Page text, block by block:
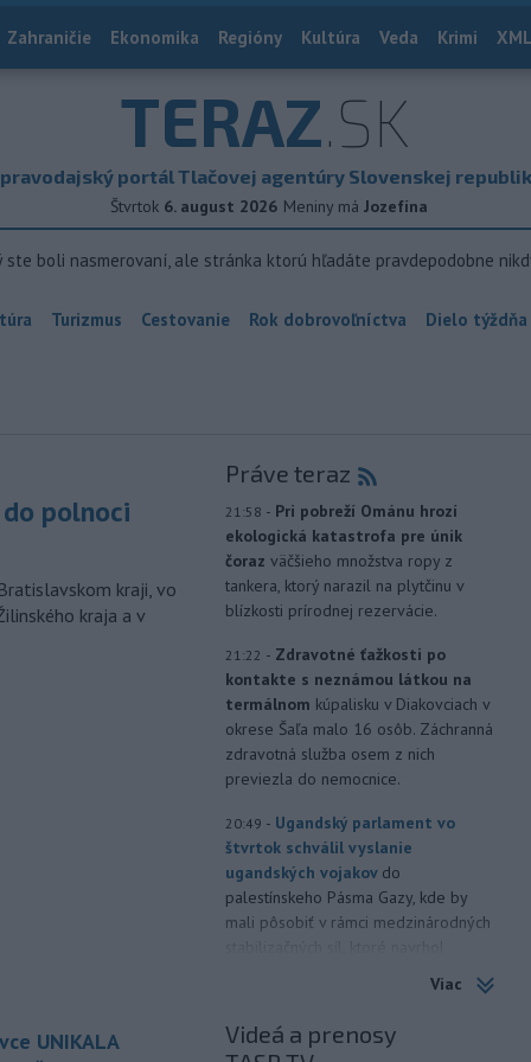
Zahraničie Ekonomika Regióny Kultúra Veda Krimi
TERAZ.SK
portál Tlačovej agentúry Slovenskej
Štvrtok 6. august 2026 Meniny má Jozefína
ste boli nasmerovaní, ale stránka ktorú hľadáte pravdepodobne
Turizmus Cestovanie Rok dobrovoľníctva Dielo týždňa
do polnoci
kraji, vo
kraja a v
UNIKALA
Práve teraz
21:58 - Pri pobreží Ománu hrozí
ekologická katastrofa pre únik
čoraz väčšieho množstva ropy z
tankera, ktorý narazil na plytčinu v
blízkosti prírodnej rezervácie.
21:22 - Zdravotné ťažkosti po
kontakte s neznámou látkou na
termálnom kúpalisku v Diakovciach v
okrese Šaľa malo 16 osôb. Záchranná
zdravotná služba osem z nich
previezla do nemocnice.
20:49 - Ugandský parlament vo
štvrtok schválil vyslanie
ugandských vojakov do
palestínskeho Pásma Gazy, kde by
mali pôsobiť v rámci medzinárodných
(FA) stiahla svoju podporu
Viac
Videá a prenosy